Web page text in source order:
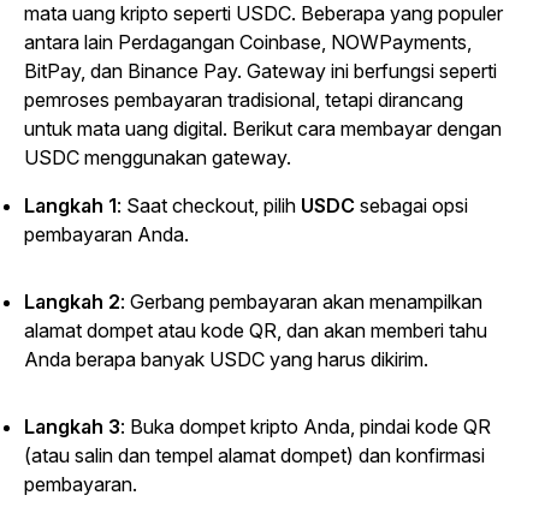
mata uang kripto seperti USDC. Beberapa yang populer
antara lain Perdagangan Coinbase, NOWPayments,
BitPay, dan Binance Pay. Gateway ini berfungsi seperti
pemroses pembayaran tradisional, tetapi dirancang
untuk mata uang digital. Berikut cara membayar dengan
USDC menggunakan gateway.
Langkah 1: Saat checkout, pilih USDC sebagai opsi
pembayaran Anda.
Langkah 2: Gerbang pembayaran akan menampilkan
alamat dompet atau kode QR, dan akan memberi tahu
Anda berapa banyak USDC yang harus dikirim.
Langkah 3: Buka dompet kripto Anda, pindai kode QR
(atau salin dan tempel alamat dompet) dan konfirmasi
pembayaran.